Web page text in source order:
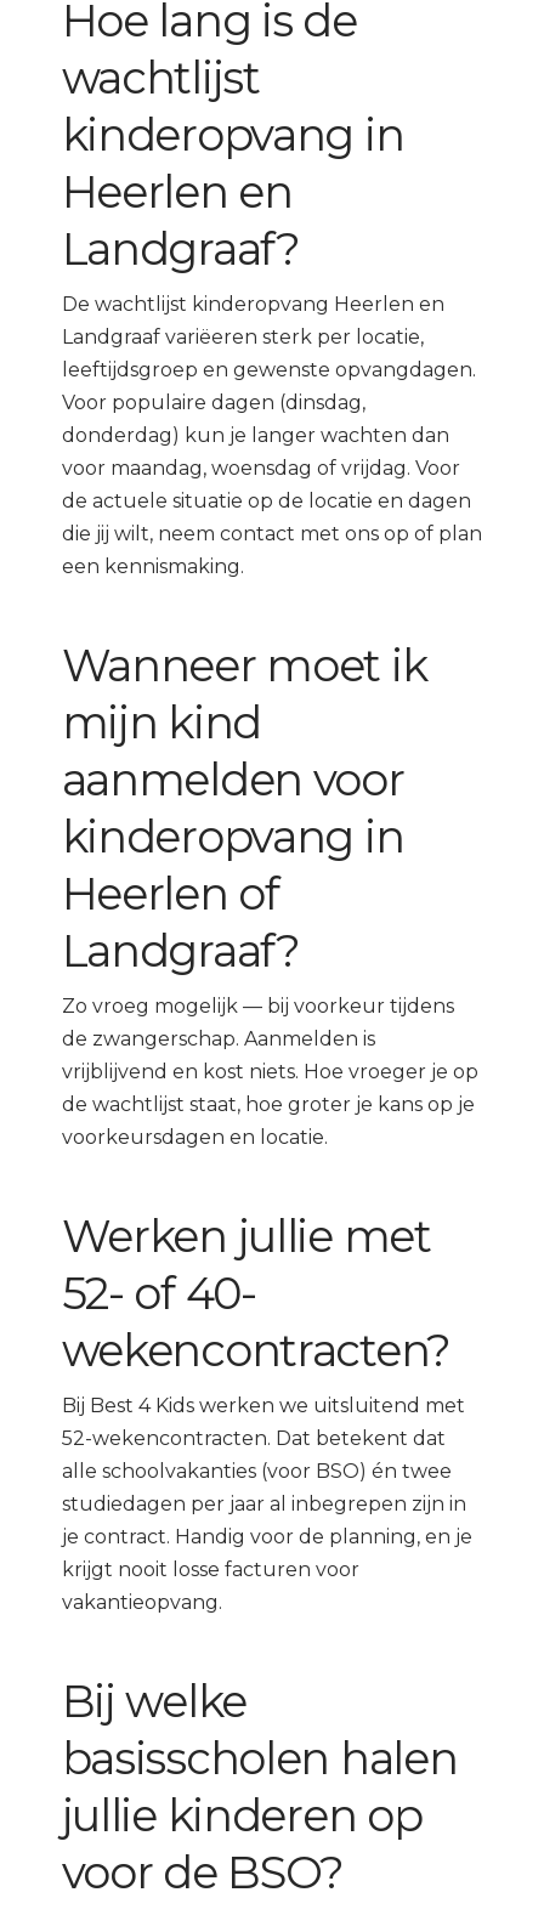
Hoe lang is de
wachtlijst
kinderopvang in
Heerlen en
Landgraaf?
De wachtlijst kinderopvang Heerlen en
Landgraaf variëeren sterk per locatie,
leeftijdsgroep en gewenste opvangdagen.
Voor populaire dagen (dinsdag,
donderdag) kun je langer wachten dan
voor maandag, woensdag of vrijdag. Voor
de actuele situatie op de locatie en dagen
die jij wilt, neem contact met ons op of plan
een kennismaking.
Wanneer moet ik
mijn kind
aanmelden voor
kinderopvang in
Heerlen of
Landgraaf?
Zo vroeg mogelijk — bij voorkeur tijdens
de zwangerschap. Aanmelden is
vrijblijvend en kost niets. Hoe vroeger je op
de wachtlijst staat, hoe groter je kans op je
voorkeursdagen en locatie.
Werken jullie met
52- of 40-
wekencontracten?
Bij Best 4 Kids werken we uitsluitend met
52-wekencontracten. Dat betekent dat
alle schoolvakanties (voor BSO) én twee
studiedagen per jaar al inbegrepen zijn in
je contract. Handig voor de planning, en je
krijgt nooit losse facturen voor
vakantieopvang.
Bij welke
basisscholen halen
jullie kinderen op
voor de BSO?